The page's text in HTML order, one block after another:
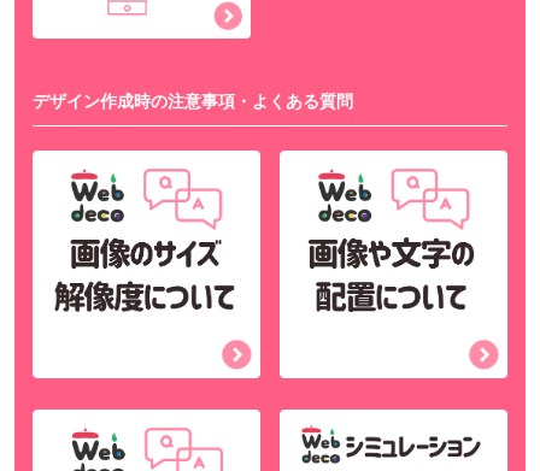
デザイン作成時の注意事項・よくある質問